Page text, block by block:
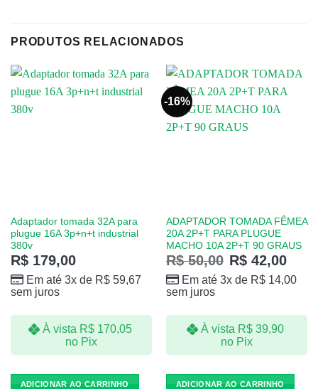
PRODUTOS RELACIONADOS
Adaptador tomada ​32A para
plugue 16A ​3p+n+t industrial ​
380v
R$179,00
Em até 3x de R$59,67
sem juros
À vista R$170,05
no Pix
ADICIONAR AO CARRINHO
-16%
ADAPTADOR TOMADA FÊMEA
20A 2P+T PARA PLUGUE
MACHO 10A 2P+T 90 GRAUS
R$50,00 R$42,00
Em até 3x de R$14,00
sem juros
À vista R$ 39,90
no Pix
ADICIONAR AO CARRINHO